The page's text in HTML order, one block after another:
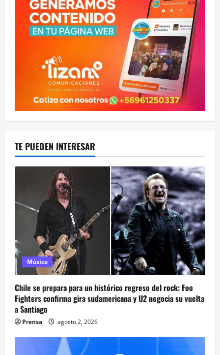
TE PUEDEN INTERESAR
Música
Chile se prepara para un histórico regreso del rock: Foo
Fighters confirma gira sudamericana y U2 negocia su vuelta
a Santiago
Prensa agosto 2, 2026